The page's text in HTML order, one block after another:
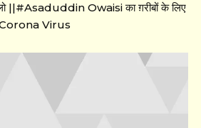
लो ||#Asaduddin Owaisi का ग़रीबों के लिए
Virus